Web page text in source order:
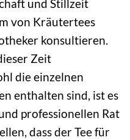
und Stillzeit
von Kräutertees
konsultieren.
Zeit
die einzelnen
enthalten sind, ist es
professionellen Rat
dass der Tee für